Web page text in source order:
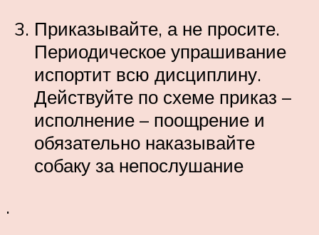
Приказывайте, а не просите.
Периодическое упрашивание
испортит всю дисциплину.
Действуйте по схеме приказ –
исполнение – поощрение и
обязательно наказывайте
собаку за непослушание
.